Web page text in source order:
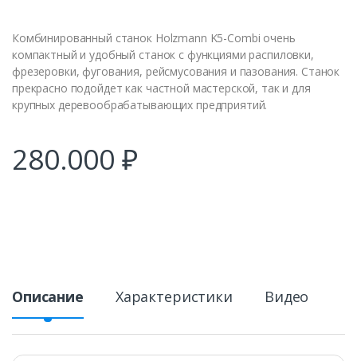
Комбинированный станок Holzmann K5-Combi очень
компактный и удобный станок с функциями распиловки,
фрезеровки, фугования, рейсмусования и пазования. Станок
прекрасно подойдет как частной мастерской, так и для
крупных деревообрабатывающих предприятий.
280.000 ₽
Описание Характеристики Видео